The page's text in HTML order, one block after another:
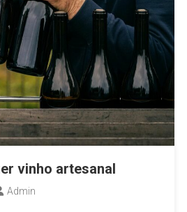
vinho artesanal
Admin